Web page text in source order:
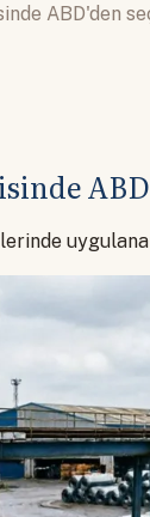
ABD'den